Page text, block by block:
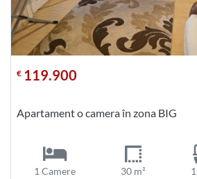
€ 119.900
Apartament o camera în zona BIG
1 Camere 30 m²